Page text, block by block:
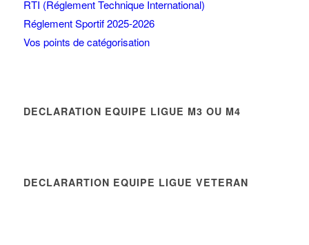
RTI (Réglement Technique International)
Réglement Sportif 2025-2026
Vos points de catégorisation
DECLARATION EQUIPE LIGUE M3 OU M4
DECLARARTION EQUIPE LIGUE VETERAN